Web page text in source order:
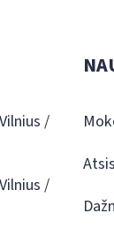
/
/